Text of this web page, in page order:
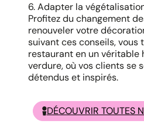
6. Adapter la
Profitez du changement
renouveler votre
suivant ces conseils, vous
restaurant en un véritable
verdure, où vos clients se
détendus et inspirés.
DÉCOUVRIR TOUTES